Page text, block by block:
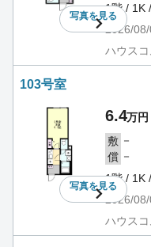
写真を見る
1階 / 1K
2026/08/
ハウス
103号室
写真を見る
6.4万円
敷 －
償 －
1階 / 1K
2026/08/
ハウス